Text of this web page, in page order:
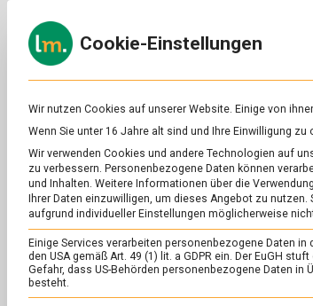
to
content
Cookie-Einstellungen
Wir nutzen Cookies auf unserer Website. Einige von
Wenn Sie unter 16 Jahre alt sind und Ihre Einwilligung
Wir verwenden Cookies und andere Technologien auf
zu verbessern. Personenbezogene Daten können
und Inhalten. Weitere Informationen über die
Ihrer Daten einzuwilligen, um dieses Angebot zu nutzen.
aufgrund individueller Einstellungen möglicherweise
Einige Services verarbeiten personenbezogene Daten
den USA gemäß Art. 49 (1) lit. a GDPR ein. Der EuGH
Gefahr, dass US-Behörden personenbezogene Daten
besteht.